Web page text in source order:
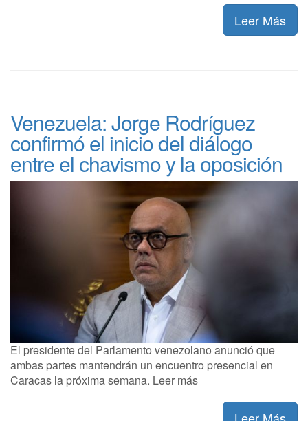
Leer Más
Venezuela: Jorge Rodríguez
confirmó el inicio del diálogo
entre el chavismo y la oposición
El presidente del Parlamento venezolano anunció que
ambas partes mantendrán un encuentro presencial en
Caracas la próxima semana. Leer más